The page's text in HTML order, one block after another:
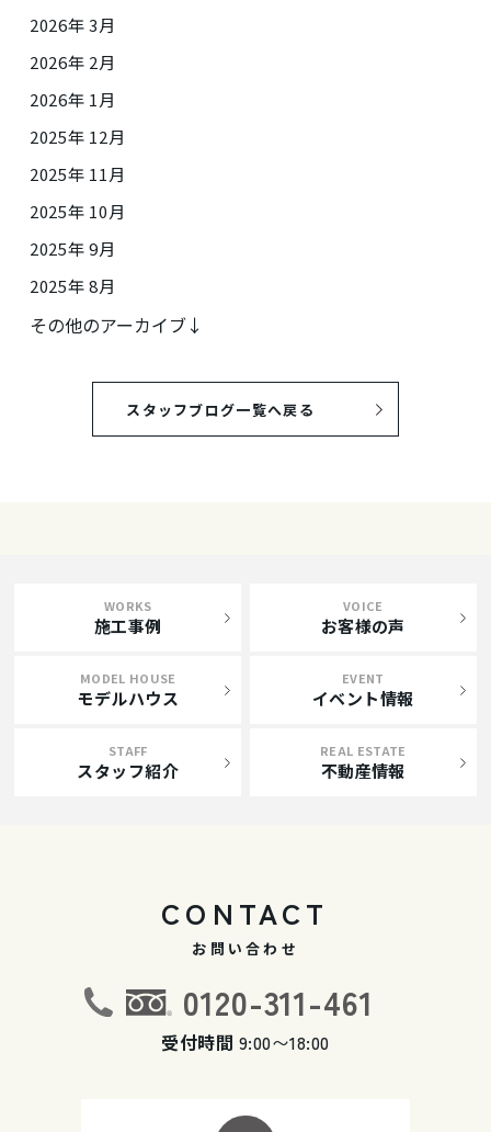
2026年 3月
2026年 2月
2026年 1月
2025年 12月
2025年 11月
2025年 10月
2025年 9月
2025年 8月
その他のアーカイブ↓
スタッフブログ一覧へ戻る
WORKS
施工事例
VOICE
お客様の声
MODEL HOUSE
モデルハウス
EVENT
イベント情報
STAFF
スタッフ紹介
REAL ESTATE
不動産情報
CONTACT
お問い合わせ
0120-311-461
受付時間 9:00〜18:00